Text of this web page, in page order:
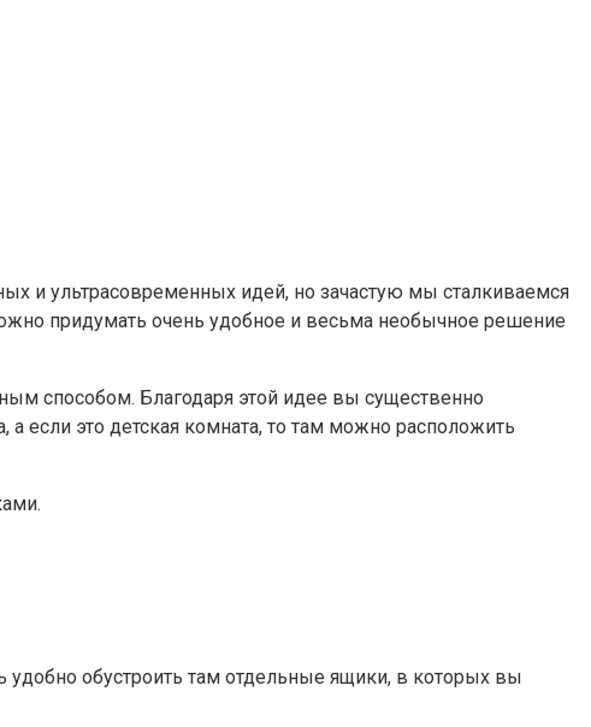
и ультрасовременных идей, но зачастую мы сталкиваемся
придумать очень удобное и весьма необычное решение
способом. Благодаря этой идее вы существенно
если это детская комната, то там можно расположить
удобно обустроить там отдельные ящики, в которых вы